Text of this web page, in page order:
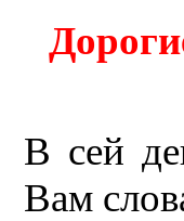
В сей
Вам